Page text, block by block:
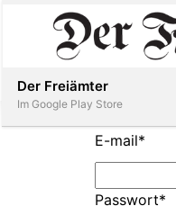
Inserieren
E-mail*
Passwort*
Der Freiämter
Im Google Play Store